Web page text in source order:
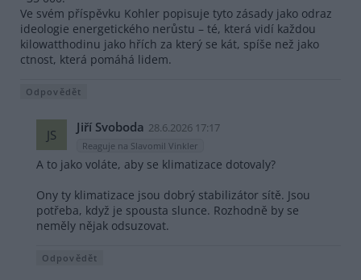
Ve svém příspěvku Kohler popisuje tyto zásady jako odraz
ideologie energetického nerůstu – té, která vidí každou
kilowatthodinu jako hřích za který se kát, spíše než jako
ctnost, která pomáhá lidem.
Odpovědět
JS Jiří Svoboda 28.6.2026 17:17
Reaguje na Slavomil Vinkler
A to jako voláte, aby se klimatizace dotovaly?
Ony ty klimatizace jsou dobrý stabilizátor sítě. Jsou
potřeba, když je spousta slunce. Rozhodně by se
neměly nějak odsuzovat.
Odpovědět